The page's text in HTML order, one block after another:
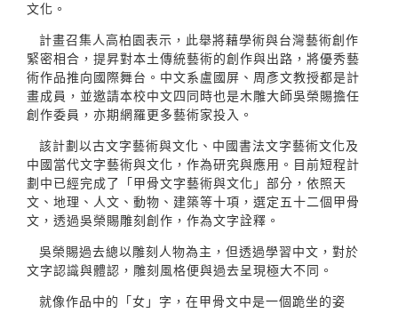
文化。
計畫召集人高柏園表示，此舉將藉學術與台灣藝術創作
緊密相合，提昇對本土傳統藝術的創作與出路，將優秀藝
術作品推向國際舞台。中文系盧國屏、周彥文教授都是計
畫成員，並邀請本校中文四同時也是木雕大師吳榮賜擔任
創作委員，亦期網羅更多藝術家投入。
該計劃以古文字藝術與文化、中國書法文字藝術文化及
中國當代文字藝術與文化，作為研究與應用。目前短程計
劃中已經完成了「甲骨文字藝術與文化」部分，依照天
文、地理、人文、動物、建築等十項，選定五十二個甲骨
文，透過吳榮賜雕刻創作，作為文字詮釋。
吳榮賜過去總以雕刻人物為主，但透過學習中文，對於
文字認識與體認，雕刻風格便與過去呈現極大不同。
就像作品中的「女」字，在甲骨文中是一個跪坐的姿